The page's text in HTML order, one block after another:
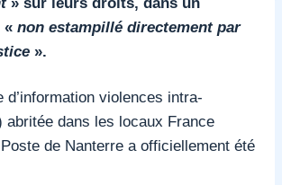
« non estampillé directement par
».
d’information violences intra-
abritée dans les locaux France
de Nanterre a officiellement été